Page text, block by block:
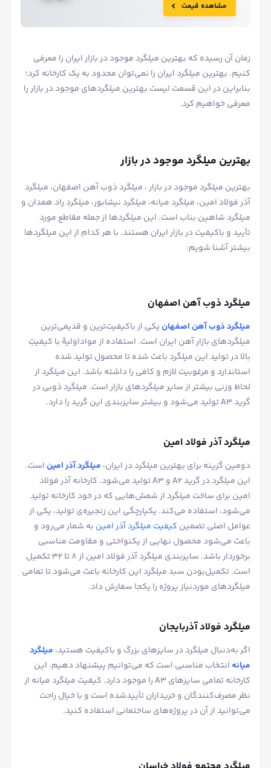
مشاهده قیمت
زمان آن رسیده که بهترین میلگرد موجود در بازار ایران را معرفی
کنیم. بهترین میلگرد ایران را نمی‌توان محدود به یک کارخانه کرد؛
بنابراین در این قسمت لیست بهترین میلگردهای موجود در بازار را
معرفی خواهیم کرد.
بهترین میلگرد موجود در بازار
بهترین میلگرد موجود در بازار ، میلگرد ذوب آهن اصفهان، میلگرد
آذر فولاد امین، میلگرد میانه، میلگرد نیشابور، میلگرد راد همدان و
میلگرد شاهین بناب است. این میلگردها از جمله مقاطع مورد
تأیید و باکیفیت در بازار ایران هستند. با هر کدام از این میلگردها
بیشتر آشنا شویم:
میلگرد ذوب آهن اصفهان
میلگرد ذوب آهن اصفهان یکی از باکیفیت‌ترین و قدیمی‌ترین
میلگردهای بازار آهن ایران است. استفاده از مواداولیۀ با کیفیتِ
بالا در تولید این میلگرد باعث شده تا محصول تولید شده
استاندارد و مرغوبیت لازم و کافی را داشته باشد. این میلگرد از
لحاظ وزنی بیشتر از سایر میلگردهای بازار است. میلگرد ذوبی در
گرید A3 تولید می‌شود و بیشتر سایزبندی این گرید را دارد.
میلگرد آذر فولاد امین
دومین گزینه برای بهترین میلگرد در ایران، میلگرد آذر امین است.
این میلگرد در گرید A2 و A3 تولید می‌شود. کارخانه آذر فولاد
امین برای ساخت میلگرد از شمش‌هایی که در خود کارخانه تولید
می‌شود، استفاده می‌کند. یکپارچگی این زنجیره‌ی تولید، یکی از
عوامل اصلی تضمین کیفیت میلگرد آذر امین به شمار می‌رود و
باعث می‌شود محصول نهایی از یکنواختی و مقاومت مناسبی
برخوردار باشد. سایزبندی میلگرد آذر فولاد امین از ۸ تا ۳۲ تکمیل
است. تکمیل‌بودن سبد میلگرد این کارخانه باعث می‌شود تا تمامی
میلگردهای موردنیاز پروژه را یکجا سفارش داد.
میلگرد فولاد آذربایجان
اگر به‌دنبال میلگرد در سایزهای بزرگ و باکیفیت هستید، میلگرد
میانه انتخاب مناسبی است که می‌توانیم پیشنهاد دهیم. این
کارخانه تمامی سایزهای A3 را موجود دارد. کیفیت میلگرد میانه از
نظر مصرف‌کنندگان و خریداران تأییدشده است و با خیال راحت
می‌توانید از آن در پروژه‌های ساختمانی استفاده کنید.